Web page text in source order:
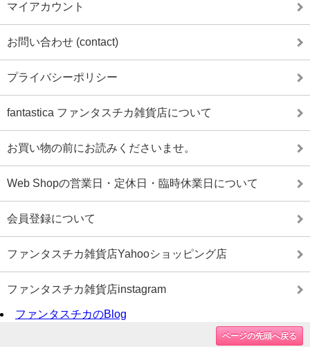
マイアカウント
お問い合わせ (contact)
プライバシーポリシー
fantastica ファンタスチカ雑貨店について
お買い物の前にお読みくださいませ。
Web Shopの営業日・定休日・臨時休業日について
会員登録について
ファンタスチカ雑貨店Yahooショッピング店
ファンタスチカ雑貨店instagram
ファンタスチカのBlog
ページの先頭へ戻る